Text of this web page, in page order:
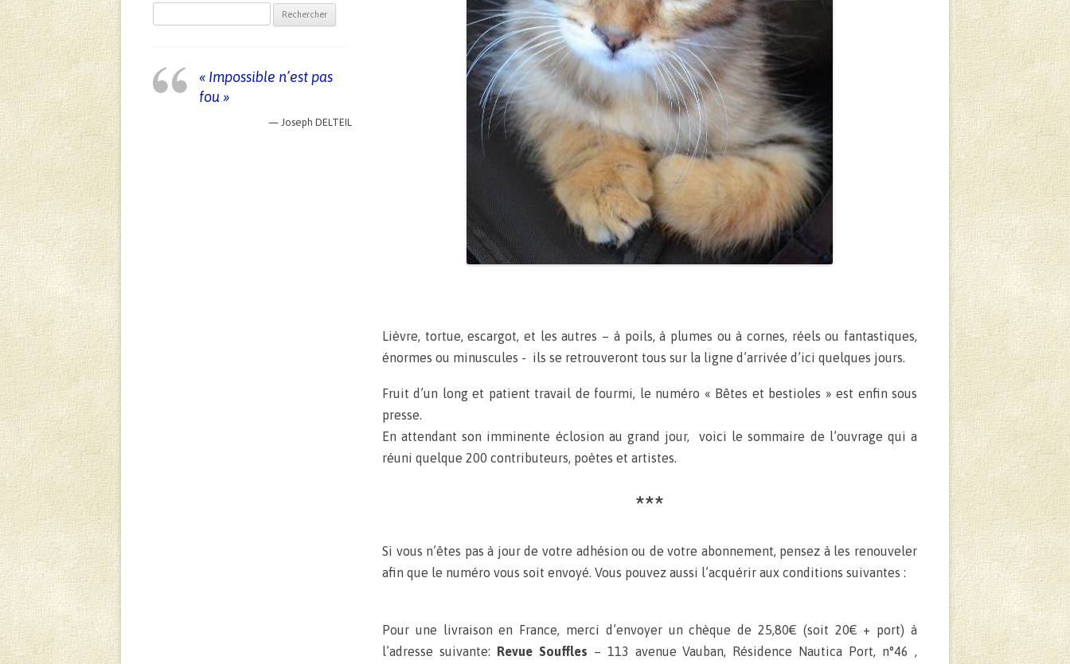
Lièvre, tortue, escargot, et les autres – à poils, à plumes ou à cornes, réels ou fantastiques,
énormes ou minuscules - ils se retrouveront tous sur la ligne d’arrivée d’ici quelques jours.
Fruit d’un long et patient travail de fourmi, le numéro « Bêtes et bestioles » est enfin sous
presse.
En attendant son imminente éclosion au grand jour, voici le sommaire de l’ouvrage qui a
réuni quelque 200 contributeurs, poètes et artistes.
***
Si vous n’êtes pas à jour de votre adhésion ou de votre abonnement, pensez à les renouveler
afin que le numéro vous soit envoyé. Vous pouvez aussi l’acquérir aux conditions suivantes :
Pour une livraison en France, merci d’envoyer un chèque de 25,80€ (soit 20€ + port) à
l’adresse suivante: Revue Souffles – 113 avenue Vauban, Résidence Nautica Port, n°46 ,
« Impossible n’est pas
fou »
— Joseph DELTEIL